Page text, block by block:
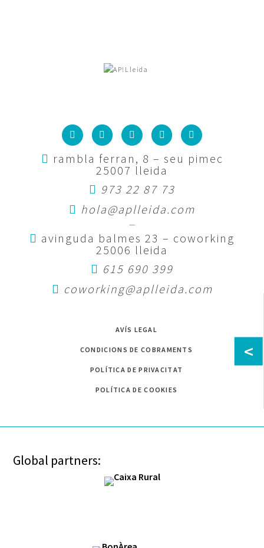
rambla ferran, 8 – seu pimec
25007 lleida
973 22 87 73
hola@aplleida.com
—
avinguda balmes 23 – coworking
25006 lleida
615 690 399
coworking@aplleida.com
AVÍS LEGAL
CONDICIONS DE COBRAMENTS
POLÍTICA DE PRIVACITAT
POLÍTICA DE COOKIES
Global partners:
<